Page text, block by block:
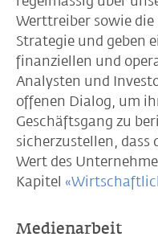
Werttreiber sowie
Strategie und geben
finanziellen und
Analysten und
offenen Dialog, um
Geschäftsgang zu
sicherzustellen, dass
Wert des
Kapitel
Medienarbeit